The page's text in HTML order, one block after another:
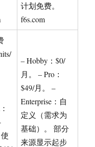
计划免费。
f6s.com
– Hobby：$0/
月。 – Pro：
$49/月。 –
Enterprise：自
定义（需求为
基础）。 部分
来源显示起步